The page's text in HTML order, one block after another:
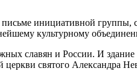
инициативной группы,
культурному
славян и России. И
святого Александра